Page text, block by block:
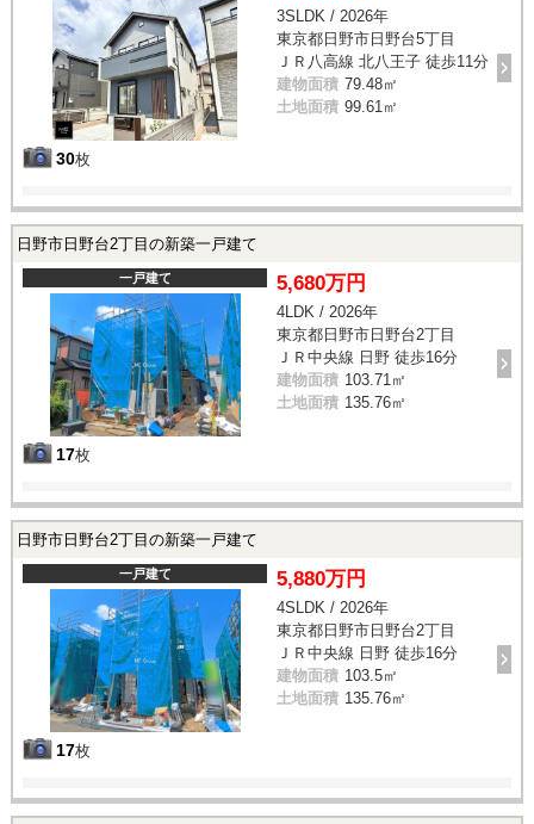
30枚
3SLDK / 2026年
東京都日野市日野台5丁目
ＪＲ八高線 北八王子 徒歩11分
建物面積 79.48㎡
土地面積 99.61㎡
日野市日野台2丁目の新築一戸建て
一戸建て
17枚
5,680万円
4LDK / 2026年
東京都日野市日野台2丁目
ＪＲ中央線 日野 徒歩16分
建物面積 103.71㎡
土地面積 135.76㎡
日野市日野台2丁目の新築一戸建て
一戸建て
17枚
5,880万円
4SLDK / 2026年
東京都日野市日野台2丁目
ＪＲ中央線 日野 徒歩16分
建物面積 103.5㎡
土地面積 135.76㎡